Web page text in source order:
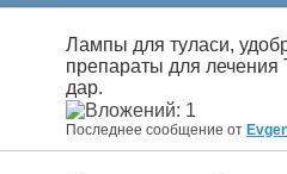
Лампы для туласи,
препараты для лечения
дар.
Последнее сообщение от